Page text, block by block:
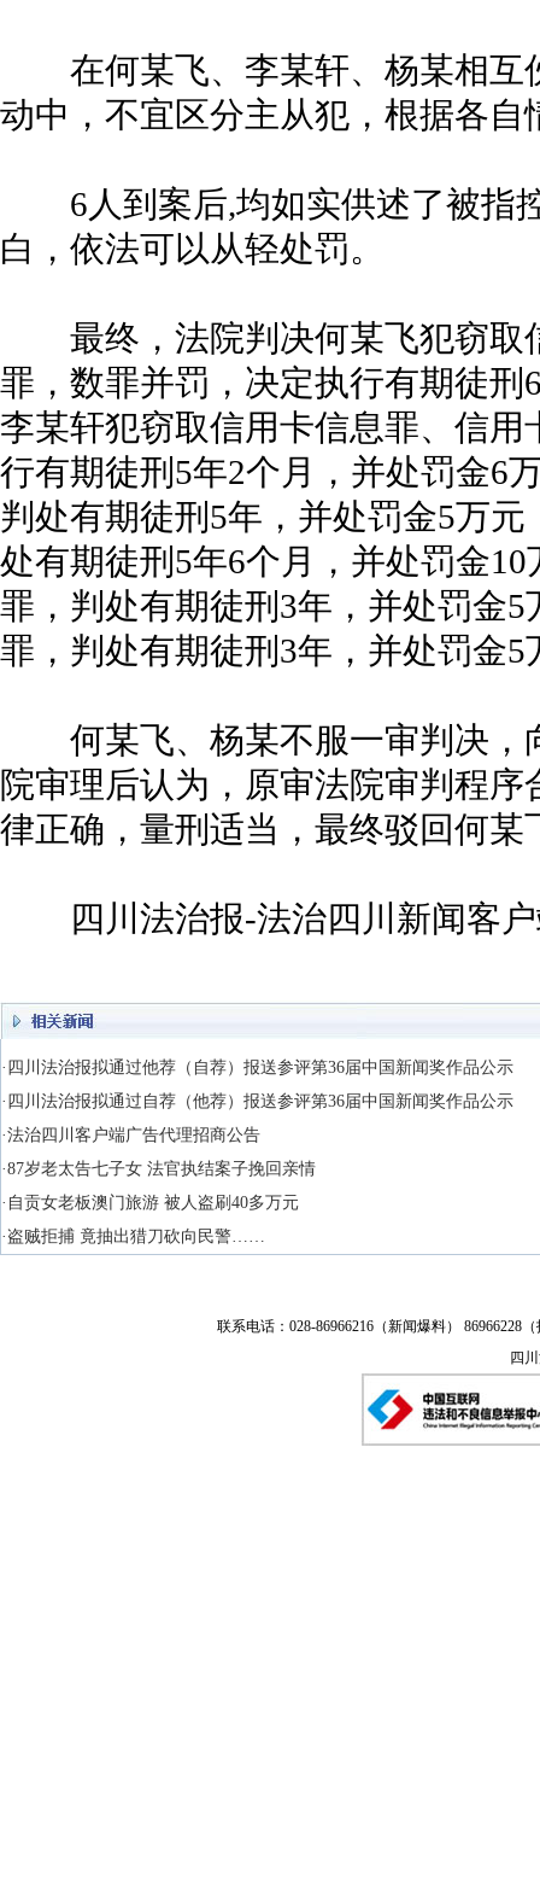
在何某飞、李某轩、杨某相互
动中，不宜区分主从犯，根据各自
6人到案后,均如实供述了被指
白，依法可以从轻处罚。
最终，法院判决何某飞犯窃取
罪，数罪并罚，决定执行有期徒刑
李某轩犯窃取信用卡信息罪、信
行有期徒刑5年2个月，并处罚金6
判处有期徒刑5年，并处罚金5万
处有期徒刑5年6个月，并处罚金
罪，判处有期徒刑3年，并处罚金
罪，判处有期徒刑3年，并处罚金5
何某飞、杨某不服一审判决，
院审理后认为，原审法院审判程
律正确，量刑适当，最终驳回何
四川法治报-法治四川新闻客户
·四川法治报拟通过他荐（自荐）报送参评第36届中国新闻奖作品公示
·四川法治报拟通过自荐（他荐）报送参评第36届中国新闻奖作品公示
·法治四川客户端广告代理招商公告
·87岁老太告七子女 法官执结案子挽回亲情
·自贡女老板澳门旅游 被人盗刷40多万元
·盗贼拒捕 竟抽出猎刀砍向民警……
联系电话：028-86966216（新闻爆料） 86966228
四